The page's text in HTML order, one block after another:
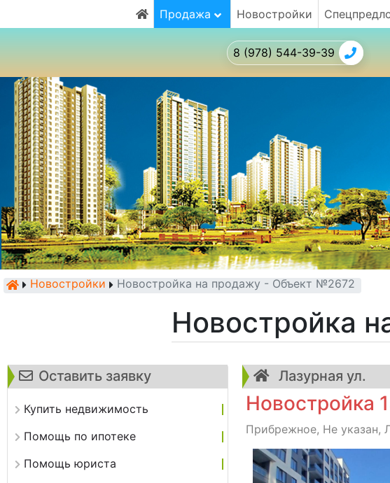
Продажа Новостройки
8 (978) 544-39-39
Новостройки Новостройка на продажу - Объект №2672
Новостройка
Оставить заявку
Купить недвижимость
Помощь по ипотеке
Помощь юриста
Лазурная ул.
Новостройка
Прибрежное, Не указан,